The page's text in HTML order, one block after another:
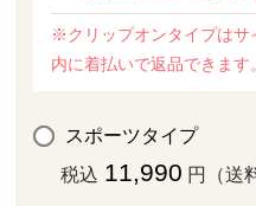
※クリップオンタイプはサ
内に着払いで返品できます
スポーツタイプ
税込 11,990 円（送